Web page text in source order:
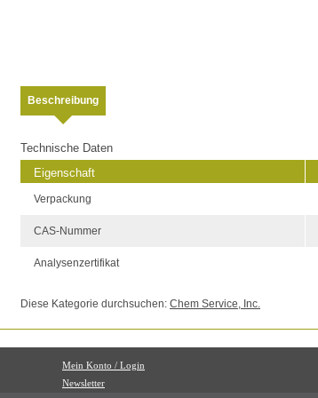
Beschreibung
Technische Daten
Eigenschaft
Verpackung
CAS-Nummer
Analysenzertifikat
Diese Kategorie durchsuchen: Chem Service, Inc.
Mein Konto / Login
Newsletter